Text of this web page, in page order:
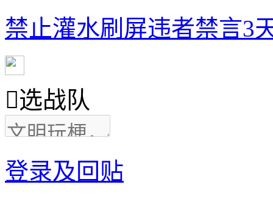
禁止灌水刷屏违者禁言3
选战队
登录及回贴